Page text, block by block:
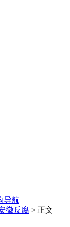
导航
徽反腐 > 正文